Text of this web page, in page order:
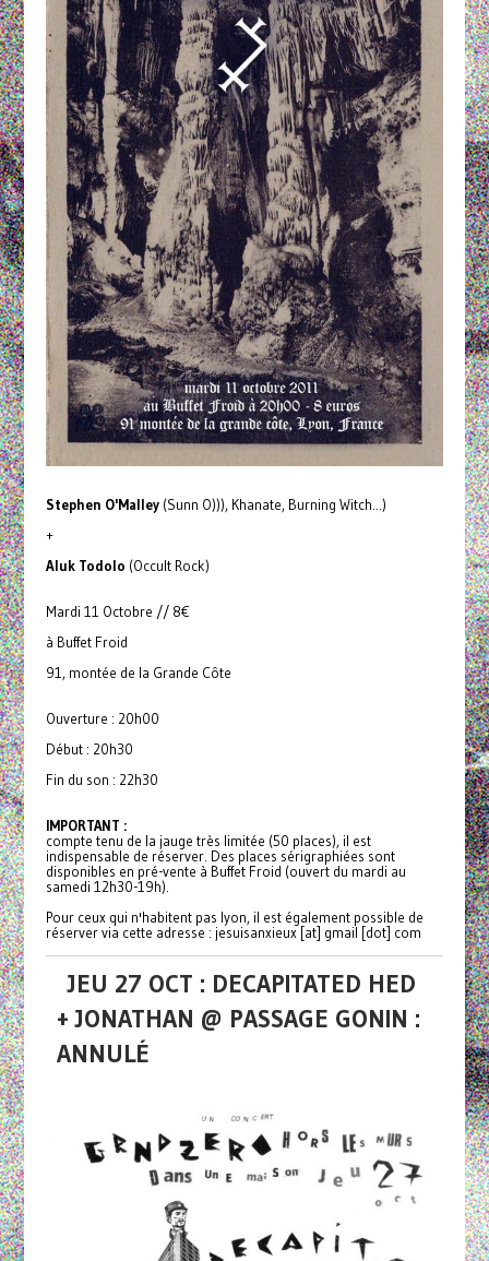
Stephen O'Malley(Sunn O))), Khanate, Burning Witch...)
+
Aluk Todolo (Occult Rock)
Mardi 11 Octobre // 8€
à Buffet Froid
91, montée de la Grande Côte
Ouverture : 20h00
Début : 20h30
Fin du son : 22h30
IMPORTANT :
compte tenu de la jauge très limitée (50 places), il est
indispensable de réserver. Des places sérigraphiées sont
disponibles en pré-vente à Buffet Froid (ouvert du mardi au
samedi 12h30-19h).
Pour ceux qui n'habitent pas lyon, il est également possible de
réserver via cette adresse : jesuisanxieux [at] gmail [dot] com
JEU 27 OCT : DECAPITATED HED
+ JONATHAN @ PASSAGE GONIN :
ANNULÉ